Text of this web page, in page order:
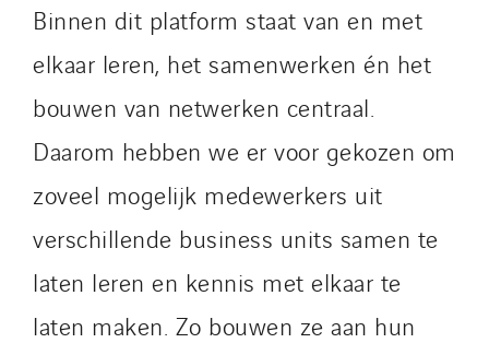
Binnen dit platform staat van en met
elkaar leren, het samenwerken én het
bouwen van netwerken centraal.
Daarom hebben we er voor gekozen om
zoveel mogelijk medewerkers uit
verschillende business units samen te
laten leren en kennis met elkaar te
laten maken. Zo bouwen ze aan hun